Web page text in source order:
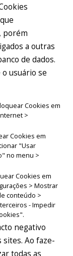
porém
a outras
de dados.
usuário se
Cookies em
>
Cookies em
"Usar
no menu >
Cookies em
> Mostrar
conteúdo >
- Impedir
negativo
sites. Ao faze-